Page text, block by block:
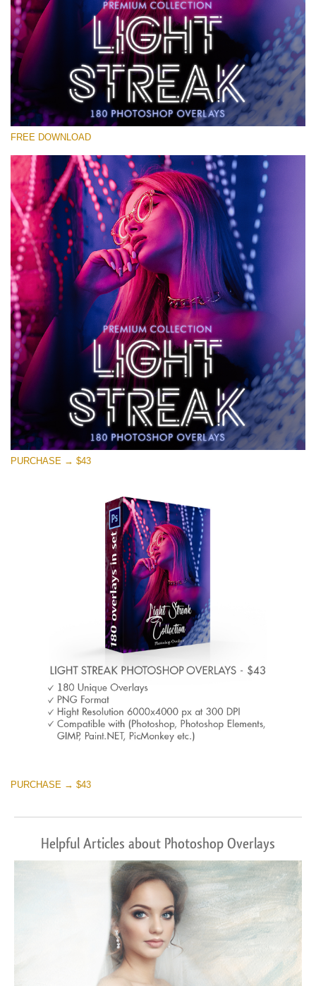
Xin hãy lựa chọn
Free Photoshop Overlay #28
Small 800*533px
Light Streak
(180 Overlays)
4 Seasons (411 Overlays)
Large 6000*4000px
Entire Collection
(1783 Overlays)
Large 6000*4000px
Tải xuống miễn phí
FREE DOWNLOAD
PURCHASE → $43
PURCHASE → $43
Helpful Articles about Photoshop Overlays